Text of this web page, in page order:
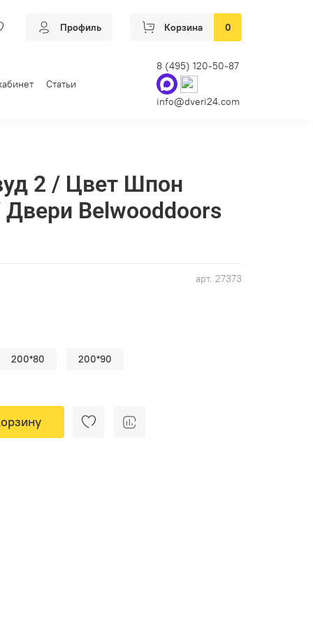
Профиль Корзина 0
Статьи
8 (495) 120-50-87
info@dveri24.com
арт. 27373
2 / Цвет Шпон
Belwooddoors
200*80 200*90